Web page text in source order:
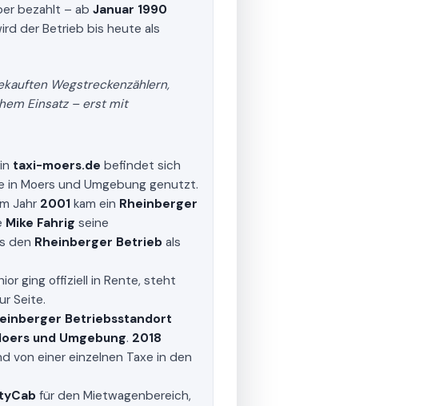
bezahlt – ab Januar 1990
der Betrieb bis heute als
Wegstreckenzählern,
Einsatz – erst mit
taxi-moers.de befindet sich
in Moers und Umgebung genutzt.
Jahr 2001 kam ein Rheinberger
Mike Fahrig seine
den Rheinberger Betrieb als
ging offiziell in Rente, steht
Seite.
Betriebsstandort
und Umgebung. 2018
von einer einzelnen Taxe in den
für den Mietwagenbereich,